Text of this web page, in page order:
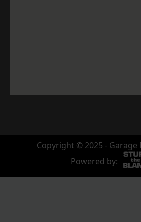
Copyright © 2025 -
Powered by: